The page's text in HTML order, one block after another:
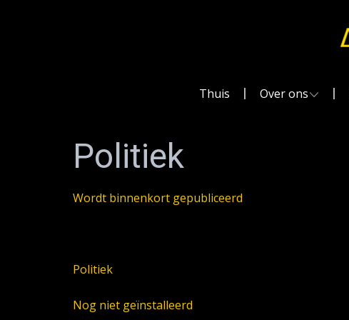
Thuis Over ons
Politiek
Wordt binnenkort gepubliceerd
Politiek
Nog niet geïnstalleerd